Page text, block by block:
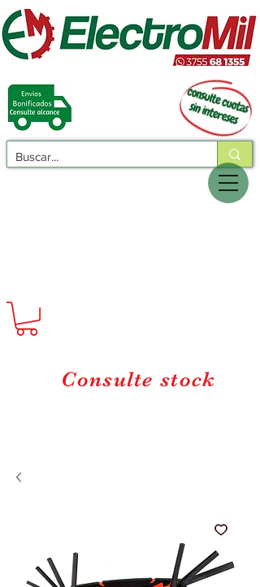
Consulte stock